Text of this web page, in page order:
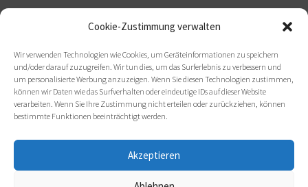
Cookie-Zustimmung verwalten
Wir verwenden Technologien wie Cookies, um Geräteinformationen zu speichern
und/oder darauf zuzugreifen. Wir tun dies, um das Surferlebnis zu verbessern und
um personalisierte Werbung anzuzeigen. Wenn Sie diesen Technologien zustimmen,
können wir Daten wie das Surfverhalten oder eindeutige IDs auf dieser Website
verarbeiten. Wenn Sie Ihre Zustimmung nicht erteilen oder zurückziehen, können
bestimmte Funktionen beeinträchtigt werden.
Akzeptieren